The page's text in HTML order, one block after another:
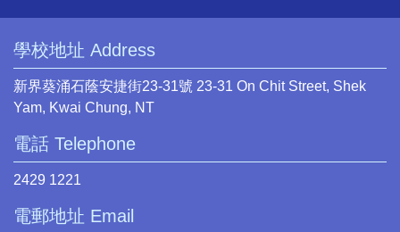
學校地址 Address
新界葵涌石蔭安捷街23-31號 23-31 On Chit Street, Shek
Yam, Kwai Chung, NT
電話 Telephone
2429 1221
電郵地址 Email